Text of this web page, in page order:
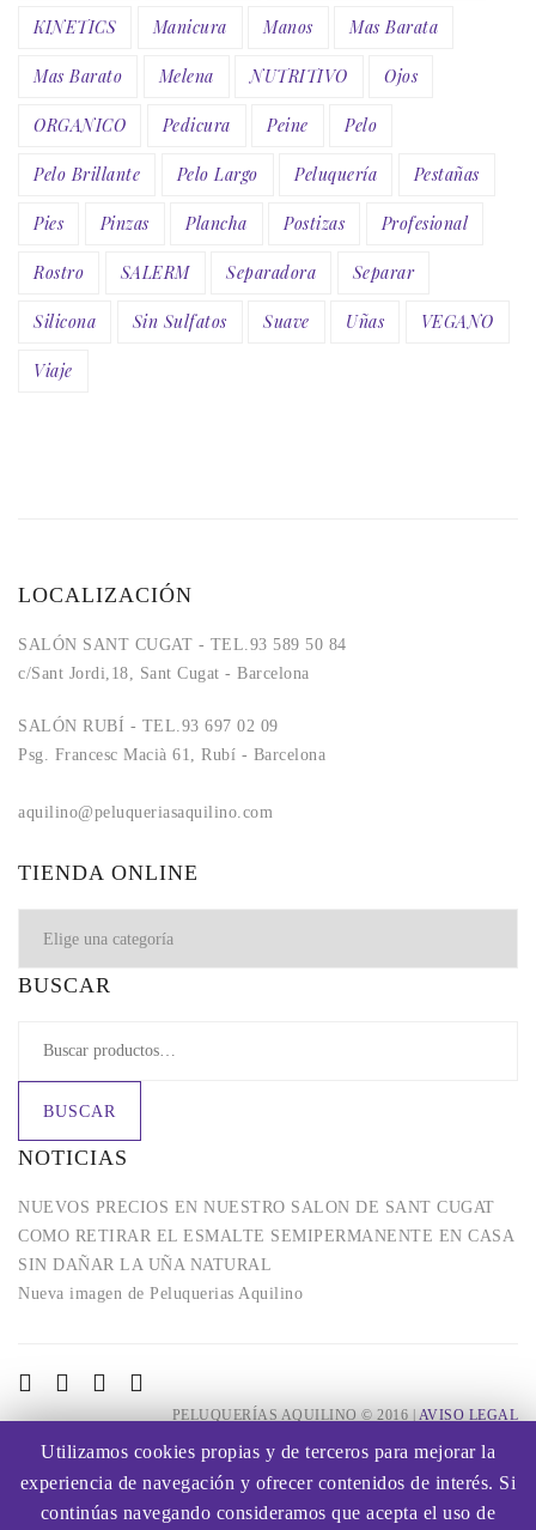
KINETICS Manicura Manos Mas Barata
Mas Barato Melena NUTRITIVO Ojos
ORGANICO Pedicura Peine Pelo
Pelo Brillante Pelo Largo Peluquería Pestañas
Pies Pinzas Plancha Postizas Profesional
Rostro SALERM Separadora Separar
Silicona Sin Sulfatos Suave Uñas VEGANO
Viaje
LOCALIZACIÓN
SALÓN SANT CUGAT - TEL.93 589 50 84
c/Sant Jordi,18, Sant Cugat - Barcelona
SALÓN RUBÍ - TEL.93 697 02 09
Psg. Francesc Macià 61, Rubí - Barcelona
aquilino@peluqueriasaquilino.com
TIENDA ONLINE
BUSCAR
BUSCAR
NOTICIAS
NUEVOS PRECIOS EN NUESTRO SALON DE SANT CUGAT
COMO RETIRAR EL ESMALTE SEMIPERMANENTE EN CASA
SIN DAÑAR LA UÑA NATURAL
Nueva imagen de Peluquerias Aquilino
PELUQUERÍAS AQUILINO © 2016 | AVISO LEGAL
Utilizamos cookies propias y de terceros para mejorar la
experiencia de navegación y ofrecer contenidos de interés. Si
continúas navegando consideramos que acepta el uso de